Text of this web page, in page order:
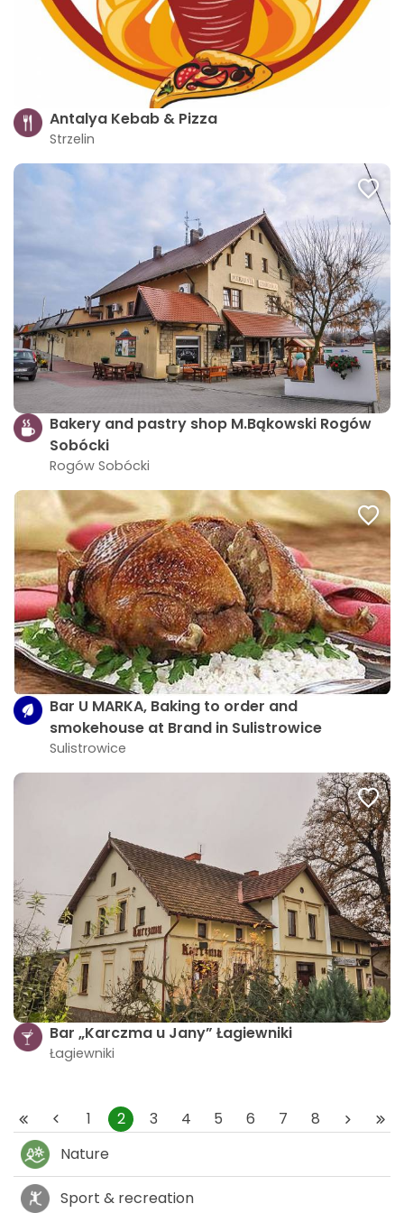
Antalya Kebab & Pizza
Strzelin
Bakery and pastry shop M.Bąkowski Rogów
Sobócki
Rogów Sobócki
Bar U MARKA, Baking to order and
smokehouse at Brand in Sulistrowice
Sulistrowice
Bar „Karczma u Jany” Łagiewniki
Łagiewniki
1 2 3 4 5 6 7
8
Nature
Sport & recreation